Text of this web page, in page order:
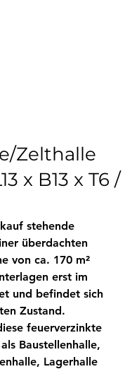
Zelthalle
x B13 x T6 /
stehende
überdachten
von ca. 170 m²
erst im
und befindet sich
Zustand.
feuerverzinkte
Baustellenhalle,
Lagerhalle